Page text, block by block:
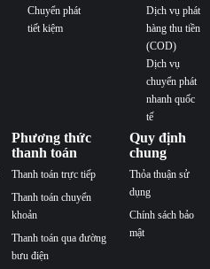
Chuyển phát
tiết kiệm
Dịch vụ phát
hàng thu tiền
(COD)
Dịch vụ
chuyển phát
nhanh quốc
tế
Phương thức
thanh toán
Thanh toán trực tiếp
Thanh toán chuyển
khoản
Thanh toán qua đường
bưu điện
Quy định
chung
Thỏa thuận sử
dụng
Chính sách bảo
mật